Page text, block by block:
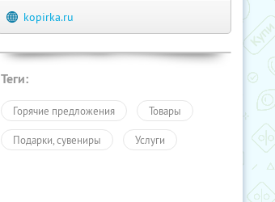
kopirka.ru
Теги:
Горячие предложения Товары
Подарки, сувениры Услуги